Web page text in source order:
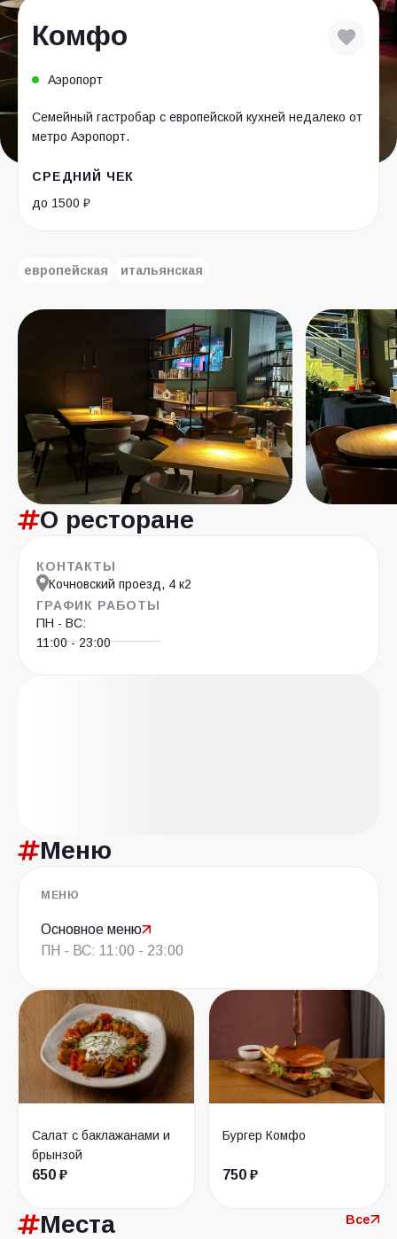
Комфо
Аэропорт
Семейный гастробар с европейской кухней недалеко от
метро Аэропорт.
СРЕДНИЙ ЧЕК
до 1500 ₽
европейская итальянская
О ресторане
КОНТАКТЫ
Кочновский проезд, 4 к2
ГРАФИК РАБОТЫ
ПН - ВС:
11:00 - 23:00
Меню
МЕНЮ
Основное меню
ПН - ВС: 11:00 - 23:00
Салат с баклажанами и
брынзой
650 ₽
Бургер Комфо
750 ₽
Места
Все